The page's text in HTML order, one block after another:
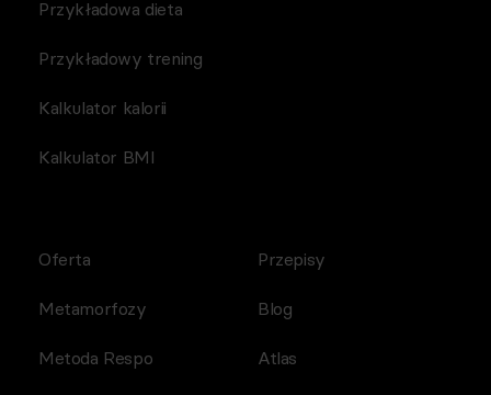
Przykładowa dieta
Przykładowy trening
Kalkulator kalorii
Kalkulator BMI
Oferta
Metamorfozy
Metoda Respo
Przepisy
Blog
Atlas